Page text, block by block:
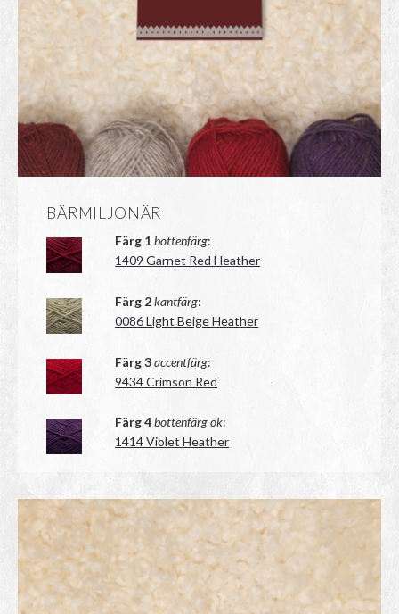
BÄRMILJONÄR
Färg 1bottenfärg:
1409 Garnet Red Heather
Färg 2kantfärg:
0086 Light Beige Heather
Färg 3accentfärg:
9434 Crimson Red
Färg 4bottenfärg ok:
1414 Violet Heather